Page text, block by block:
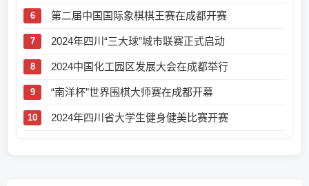
第二届中国国际象棋棋王赛在成都开赛
2024年四川“三大球”城市联赛正式启动
2024中国化工园区发展大会在成都举行
“南洋杯”世界围棋大师赛在成都开幕
2024年四川省大学生健身健美比赛开赛